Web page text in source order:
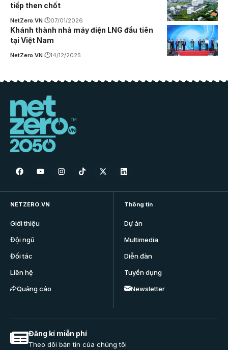
tiếp then chốt
NetZero.VN 07/01/2026
Khánh thành nhà máy điện LNG đầu tiên
tại Việt Nam
NetZero.VN 14/12/2025
NETZERO.VN
Giới thiệu
Đội ngũ
Đối tác
Liên hệ
Quảng cáo
Thông tin
Dự án
Multimedia
Diễn đàn
Tuyển dụng
Newsletter
Đăng kí miễn phí
Theo dõi bản tin của chúng tôi